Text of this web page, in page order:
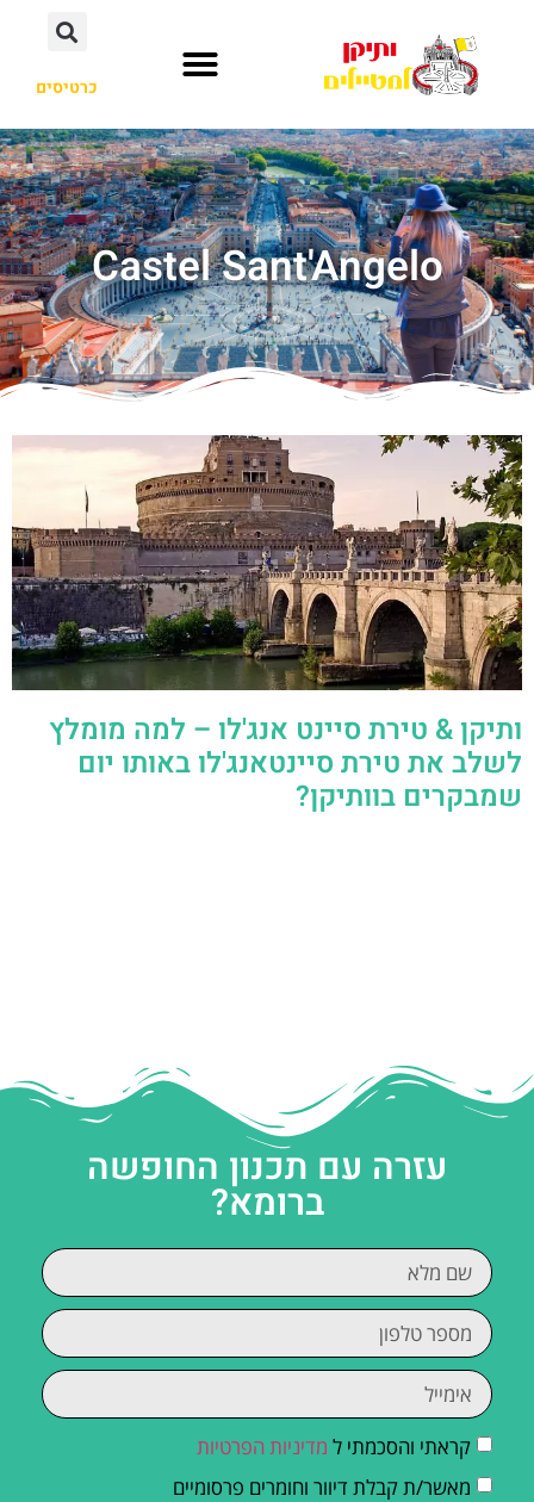
כרטיסים
Castel Sant'Angelo
ותיקן & טירת סיינט אנג'לו – למה מומלץ
לשלב את טירת סיינטאנג'לו באותו יום
שמבקרים בוותיקן?
עזרה עם תכנון החופשה
ברומא?
קראתי והסכמתי ל מדיניות הפרטיות
מאשר/ת קבלת דיוור וחומרים פרסומיים